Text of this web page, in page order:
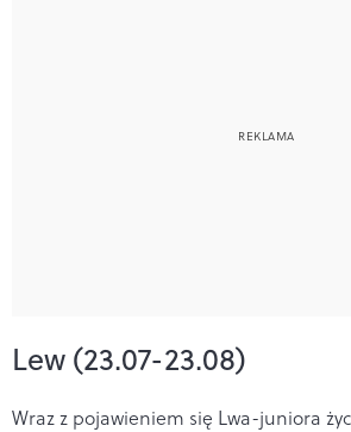
Lew (23.07-23.08)
Wraz z pojawieniem się Lwa-juniora